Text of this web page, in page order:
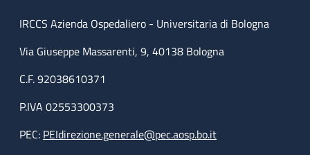
IRCCS Azienda Ospedaliero - Universitaria di Bologna
Via Giuseppe Massarenti, 9, 40138 Bologna
C.F. 92038610371
P.IVA 02553300373
PEC: PEIdirezione.generale@pec.aosp.bo.it